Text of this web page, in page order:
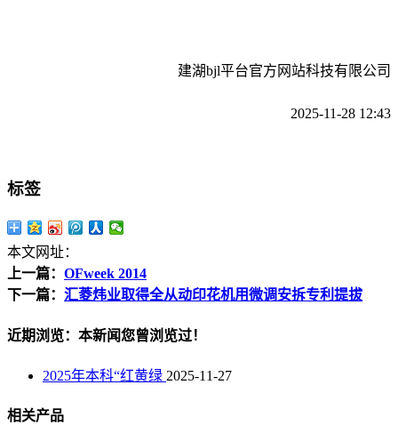
建湖bjl平台官方网站科技有限公司
2025-11-28 12:43
标签
本文网址：
上一篇： OFweek 2014
下一篇： 汇菱炜业取得全从动印花机用微调安拆专利提拔
近期浏览：本新闻您曾浏览过！
2025年本科“红黄绿 2025-11-27
相关产品